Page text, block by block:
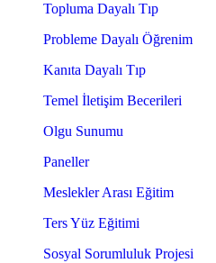
Topluma Dayalı Tıp
Probleme Dayalı Öğrenim
Kanıta Dayalı Tıp
Temel İletişim Becerileri
Olgu Sunumu
Paneller
Meslekler Arası Eğitim
Ters Yüz Eğitimi
Sosyal Sorumluluk Projesi